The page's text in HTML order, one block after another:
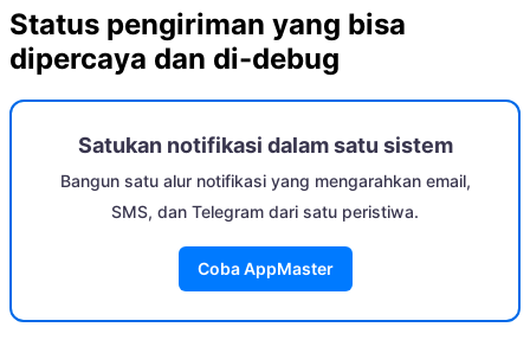
Status pengiriman yang bisa
dipercaya dan di-debug
Satukan notifikasi dalam satu sistem
Bangun satu alur notifikasi yang mengarahkan email,
SMS, dan Telegram dari satu peristiwa.
Coba AppMaster